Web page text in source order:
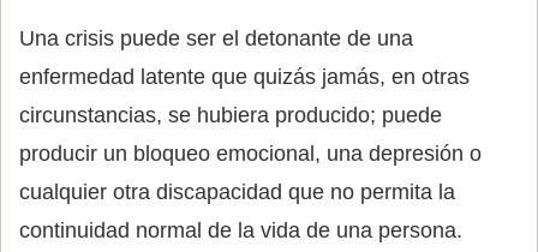
Una crisis puede ser el detonante de una
enfermedad latente que quizás jamás, en otras
circunstancias, se hubiera producido; puede
producir un bloqueo emocional, una depresión o
cualquier otra discapacidad que no permita la
continuidad normal de la vida de una persona.